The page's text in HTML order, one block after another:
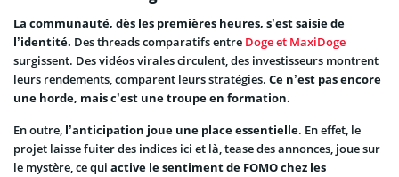
La communauté, dès les premières heures, s’est saisie de
l’identité. Des threads comparatifs entre Doge et MaxiDoge
surgissent. Des vidéos virales circulent, des investisseurs montrent
leurs rendements, comparent leurs stratégies. Ce n’est pas encore
une horde, mais c’est une troupe en formation.
En outre, l’anticipation joue une place essentielle. En effet, le
projet laisse fuiter des indices ici et là, tease des annonces, joue sur
le mystère, ce qui active le sentiment de FOMO chez les